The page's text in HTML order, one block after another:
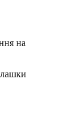
на